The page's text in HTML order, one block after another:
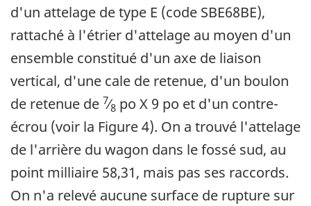
d'un attelage de type E (code SBE68BE),
rattaché à l'étrier d'attelage au moyen d'un
ensemble constitué d'un axe de liaison
vertical, d'une cale de retenue, d'un boulon
de retenue de 7⁄8 po X 9 po et d'un contre-
écrou (voir la Figure 4). On a trouvé l'attelage
de l'arrière du wagon dans le fossé sud, au
point milliaire 58,31, mais pas ses raccords.
On n'a relevé aucune surface de rupture sur